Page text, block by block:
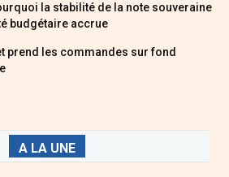
la stabilité de la note souveraine
budgétaire accrue
prend les commandes sur fond
A LA UNE